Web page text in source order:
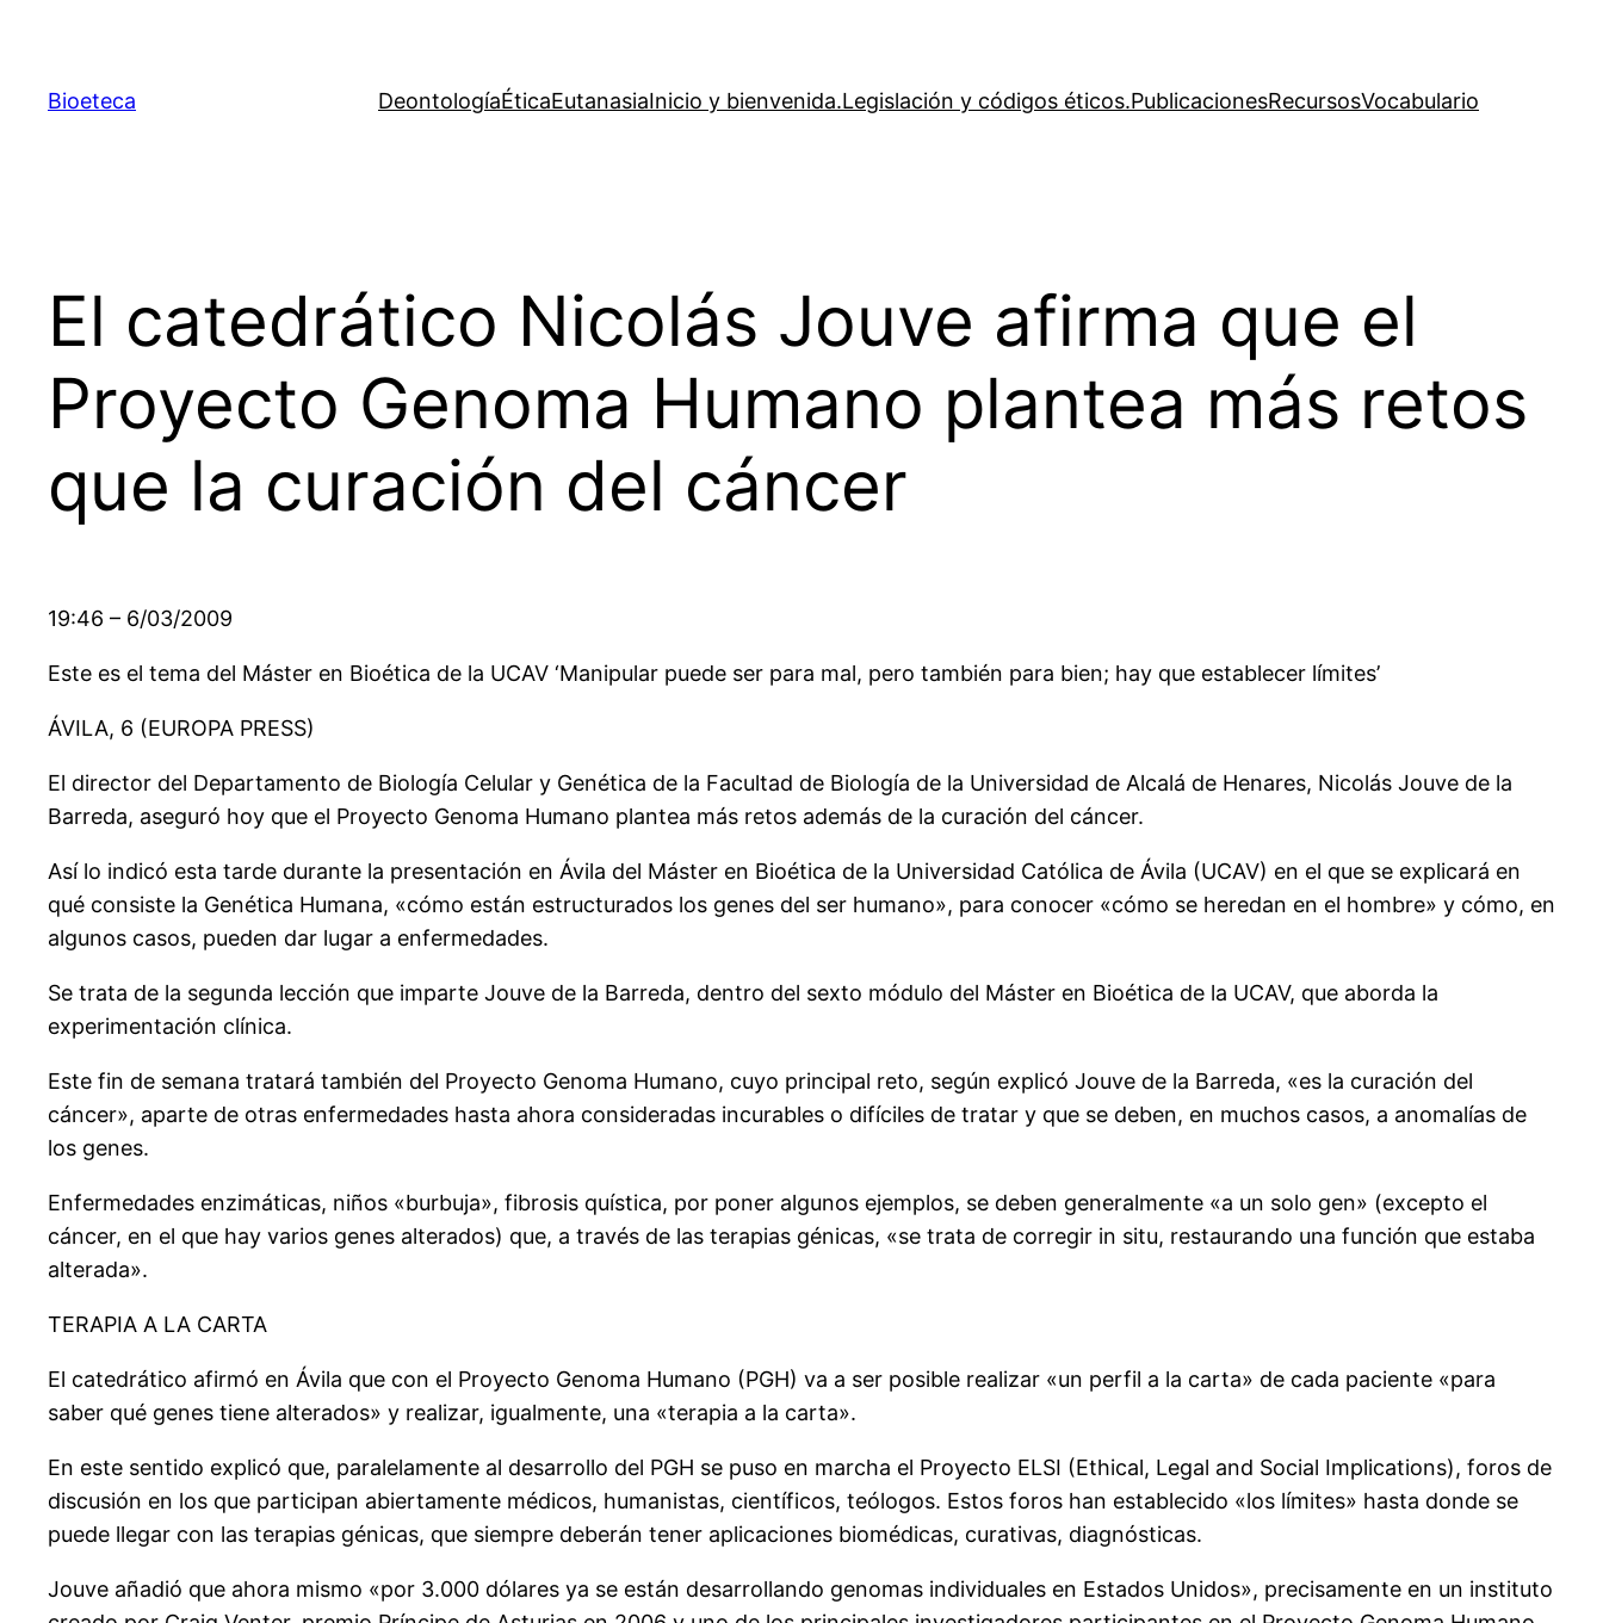
contenido
Bioeteca DeontologíaÉticaEutanasiaInicio y bienvenida.Legislación y códigos éticos.PublicacionesRecursosVocabulario
El catedrático Nicolás Jouve afirma que el
Proyecto Genoma Humano plantea más retos
que la curación del cáncer
19:46 – 6/03/2009
Este es el tema del Máster en Bioética de la UCAV ‘Manipular puede ser para mal, pero también para bien; hay que establecer límites’
ÁVILA, 6 (EUROPA PRESS)
El director del Departamento de Biología Celular y Genética de la Facultad de Biología de la Universidad de Alcalá de Henares, Nicolás Jouve de la
Barreda, aseguró hoy que el Proyecto Genoma Humano plantea más retos además de la curación del cáncer.
Así lo indicó esta tarde durante la presentación en Ávila del Máster en Bioética de la Universidad Católica de Ávila (UCAV) en el que se explicará en
qué consiste la Genética Humana, «cómo están estructurados los genes del ser humano», para conocer «cómo se heredan en el hombre» y cómo, en
algunos casos, pueden dar lugar a enfermedades.
Se trata de la segunda lección que imparte Jouve de la Barreda, dentro del sexto módulo del Máster en Bioética de la UCAV, que aborda la
experimentación clínica.
Este fin de semana tratará también del Proyecto Genoma Humano, cuyo principal reto, según explicó Jouve de la Barreda, «es la curación del
cáncer», aparte de otras enfermedades hasta ahora consideradas incurables o difíciles de tratar y que se deben, en muchos casos, a anomalías de
los genes.
Enfermedades enzimáticas, niños «burbuja», fibrosis quística, por poner algunos ejemplos, se deben generalmente «a un solo gen» (excepto el
cáncer, en el que hay varios genes alterados) que, a través de las terapias génicas, «se trata de corregir in situ, restaurando una función que estaba
alterada».
TERAPIA A LA CARTA
El catedrático afirmó en Ávila que con el Proyecto Genoma Humano (PGH) va a ser posible realizar «un perfil a la carta» de cada paciente «para
saber qué genes tiene alterados» y realizar, igualmente, una «terapia a la carta».
En este sentido explicó que, paralelamente al desarrollo del PGH se puso en marcha el Proyecto ELSI (Ethical, Legal and Social Implications), foros de
discusión en los que participan abiertamente médicos, humanistas, científicos, teólogos. Estos foros han establecido «los límites» hasta donde se
puede llegar con las terapias génicas, que siempre deberán tener aplicaciones biomédicas, curativas, diagnósticas.
Jouve añadió que ahora mismo «por 3.000 dólares ya se están desarrollando genomas individuales en Estados Unidos», precisamente en un instituto